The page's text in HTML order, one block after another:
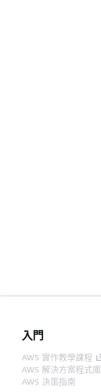
入門
AWS 實作教學課程
AWS 解決方案程式庫
AWS 決策指南